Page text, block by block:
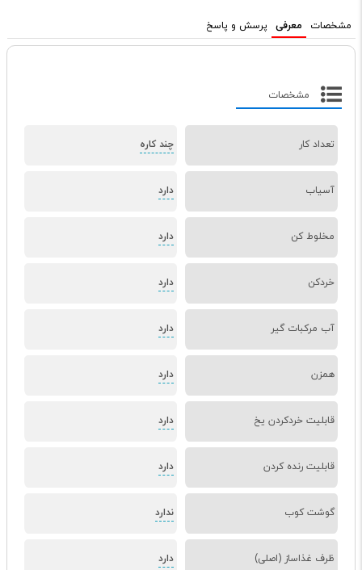
مشخصات معرفی پرسش و پاسخ
مشخصات
تعداد کار چند کاره
آسیاب دارد
مخلوط کن دارد
خردکن دارد
آب مرکبات گیر دارد
همزن دارد
قابلیت خردکردن یخ دارد
قابلیت رنده کردن دارد
گوشت کوب ندارد
ظرف غذاساز (اصلی) دارد